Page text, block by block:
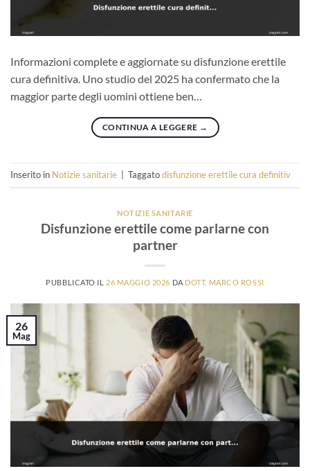
Informazioni complete e aggiornate su disfunzione erettile
cura definitiva. Uno studio del 2025 ha confermato che la
maggior parte degli uomini ottiene ben…
CONTINUA A LEGGERE →
Inserito in Notizie sanitarie Taggatodisfunzione erettile cura definitiv
NOTIZIE SANITARIE
Disfunzione erettile come parlarne con
partner
PUBBLICATO IL 26 MAGGIO 2026 DA DOTT. MARCO ROSSI
26
Mag